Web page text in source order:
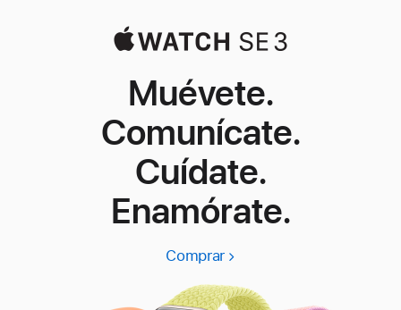
Muévete.
Comunícate.
Cuídate.
Enamórate.
ComprarApple
SE